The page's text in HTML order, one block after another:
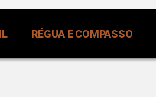
RÉGUA E COMPASSO